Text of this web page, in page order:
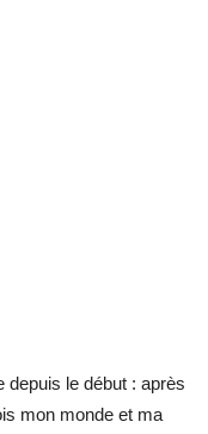
depuis le début : après
mon monde et ma